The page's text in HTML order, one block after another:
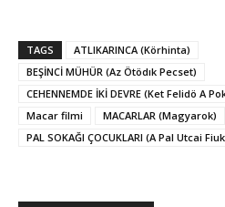
TAGS
ATLIKARINCA (Körhinta)
BEŞİNCİ MÜHÜR (Az Ötödık Pecset)
CEHENNEMDE İKİ DEVRE (Ket Felidö A
Macar filmi
MACARLAR (Magyarok)
PAL SOKAĞI ÇOCUKLARI (A Pal Utcai